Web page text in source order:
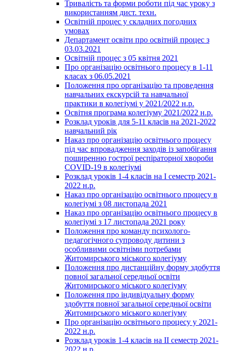
Тривалість та форми роботи під час уроку з
використанням дист. техн.
Освітній процес у складних погодних
умовах
Департамент освіти про освітній процес з
03.03.2021
Освітній процес з 05 квітня 2021
Про організацію освітнього процесу в 1-11
класах з 06.05.2021
Положення про організацію та проведення
навчальних екскурсій та навчальної
практики в колегіумі у 2021/2022 н.р.
Освітня програма колегіуму 2021/2022 н.р.
Розклад уроків для 5-11 класів на 2021-2022
навчальний рік
Наказ про організацію освітнього процесу
під час впровадження заходів із запобігання
поширенню гострої респіраторної хвороби
COVID-19 в колегіумі
Розклад уроків 1-4 класів на І семестр 2021-
2022 н.р.
Наказ про організацію освітнього процесу в
колегіумі з 08 листопада 2021
Наказ про організацію освітнього процесу в
колегіумі з 17 листопада 2021 року
Положення про команду психолого-
педагогічного супроводу дитини з
особливими освітніми потребами
Житомирського міського колегіуму
Положення про дистанційну форму здобуття
повної загальної середньої освіти
Житомирського міського колегіуму
Положення про індивідуальну форму
здобуття повної загальної середньої освіти
Житомирського міського колегіуму
Про організацію освітнього процесу у 2021-
2022 н.р.
Розклад уроків 1-4 класів на ІІ семестр 2021-